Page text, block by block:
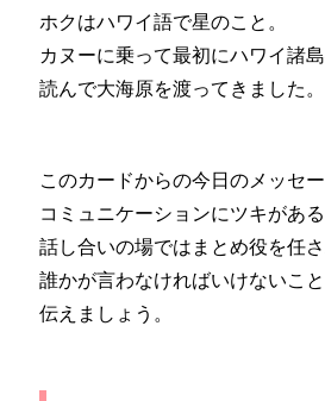
ホクはハワイ語で星のこと。
カヌーに乗って最初にハワイ諸
読んで大海原を渡ってきました。
このカードからの今日のメッセ
コミュニケーションにツキがある
話し合いの場ではまとめ役を任
誰かが言わなければいけないこ
伝えましょう。